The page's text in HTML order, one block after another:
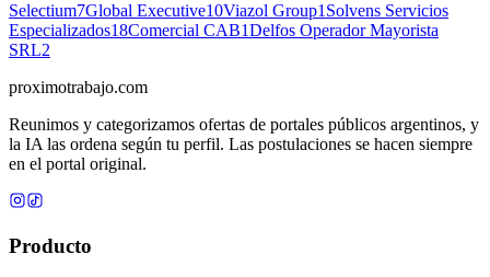
Selectium7Global Executive10Viazol Group1 Solvens Servicios
Especializados18Comercial CAB1Delfos Operador Mayorista
SRL2
proximotrabajo.com
Reunimos y categorizamos ofertas de portales públicos argentinos, y
la IA las ordena según tu perfil. Las postulaciones se hacen siempre
en el portal original.
Producto